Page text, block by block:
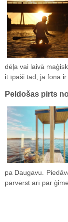
dēļa vai laivā
it īpaši tad, ja fonā
Peldošas pirts
pa Daugavu.
pārvērst arī par